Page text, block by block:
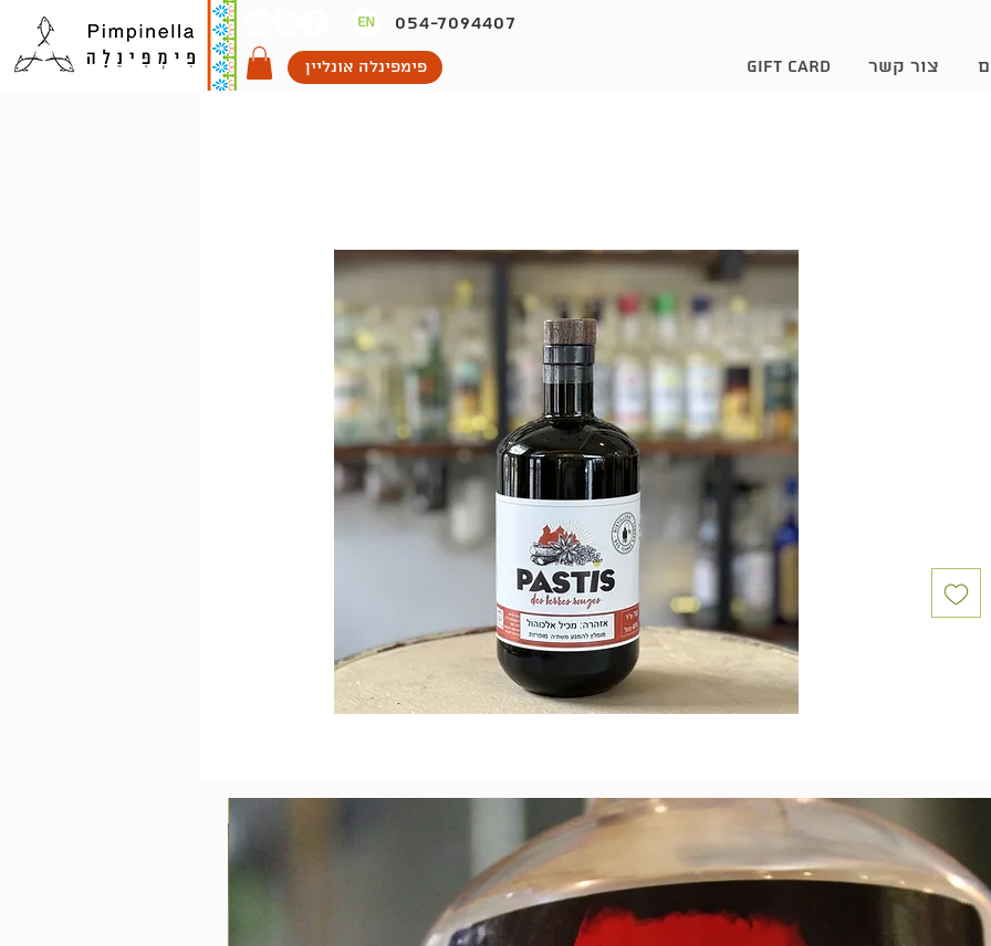
054-7094407
En
פימפינלה אונליין צור קשר Gift Card